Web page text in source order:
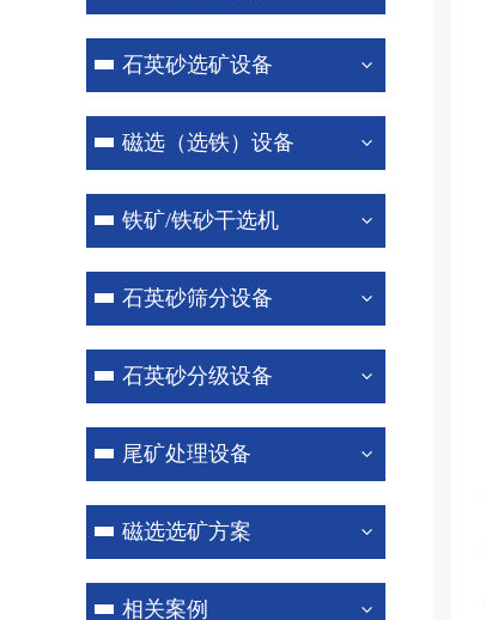
石英砂选矿设备
磁选（选铁）设备
铁矿/铁砂干选机
石英砂筛分设备
石英砂分级设备
尾矿处理设备
磁选选矿方案
相关案例